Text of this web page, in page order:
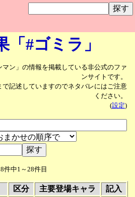
「#ゴミラ」
ン」の情報を掲載している非公式のファ
ンサイトです。
記述していますのでネタバレにはご注意
ください。
(設定)
件中1～28件目
区分 主要登場キャラ 記入